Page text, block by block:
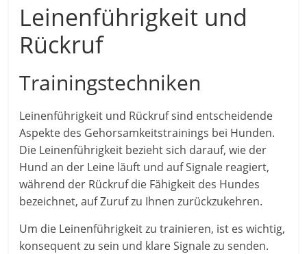
Leinenführigkeit und
Rückruf
Trainingstechniken
Leinenführigkeit und Rückruf sind entscheidende
Aspekte des Gehorsamkeitstrainings bei Hunden.
Die Leinenführigkeit bezieht sich darauf, wie der
Hund an der Leine läuft und auf Signale reagiert,
während der Rückruf die Fähigkeit des Hundes
bezeichnet, auf Zuruf zu Ihnen zurückzukehren.
Um die Leinenführigkeit zu trainieren, ist es wichtig,
konsequent zu sein und klare Signale zu senden.